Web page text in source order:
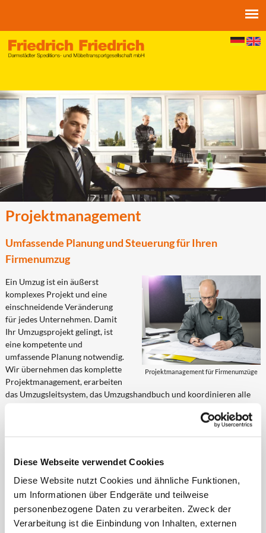
Diese Webseite verwendet Cookies
Diese Website nutzt Cookies und ähnliche Funktionen,
um Informationen über Endgeräte und teilweise
personenbezogene Daten zu verarbeiten. Zweck der
Verarbeitung ist die Einbindung von Inhalten, externen
Projektmanagement
Umfassende Planung und Steuerung für Ihren
Firmenumzug
Projektmanagement für Firmenumzüge
Ein Umzug ist ein äußerst
komplexes Projekt und eine
einschneidende Veränderung
für jedes Unternehmen. Damit
Ihr Umzugsprojekt gelingt, ist
eine kompetente und
umfassende Planung notwendig.
Wir übernehmen das komplette
Projektmanagement, erarbeiten
das Umzugsleitsystem, das Umzugshandbuch und koordinieren alle
Main-Gebiet und bundesweit. Wir arbeiten entweder als
Durchführung eines Kick-Off Meetings
Erarbeitung des Projektstrukturplanes
Aufgabengebiete/Zuordnung
der